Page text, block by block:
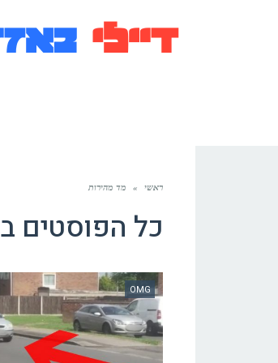
ראשי » מד מהירות
כל הפוסטים ב
OMG